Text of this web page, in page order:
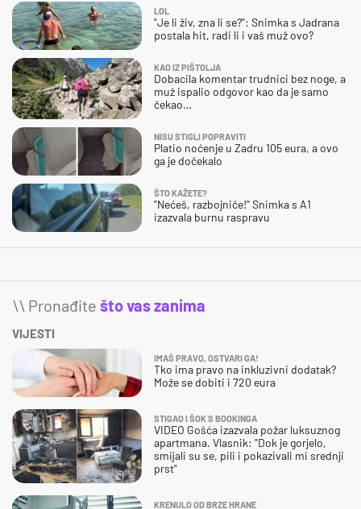
LOL
"Je li živ, zna li se?": Snimka s Jadrana
postala hit, radi li i vaš muž ovo?
KAO IZ PIŠTOLJA
Dobacila komentar trudnici bez noge, a
muž ispalio odgovor kao da je samo
čekao…
NISU STIGLI POPRAVITI
Platio noćenje u Zadru 105 eura, a ovo
ga je dočekalo
ŠTO KAŽETE?
"Nećeš, razbojniče!" Snimka s A1
izazvala burnu raspravu
\\ Pronađite što vas zanima
VIJESTI
IMAŠ PRAVO, OSTVARI GA!
Tko ima pravo na inkluzivni dodatak?
Može se dobiti i 720 eura
STIGAO I ŠOK S BOOKINGA
VIDEO Gošća izazvala požar luksuznog
apartmana. Vlasnik: "Dok je gorjelo,
smijali su se, pili i pokazivali mi srednji
prst"
KRENULO OD BRZE HRANE